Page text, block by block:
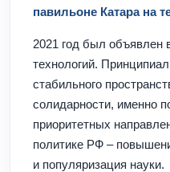
павильоне Катара на
2021 год был объявлен
технологий.
стабильного
солидарности, именно
приоритетных
политике РФ –
и популяризация науки.